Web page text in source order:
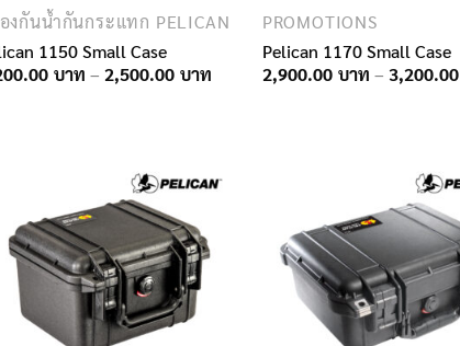
งกันน้ำกันกระแทก PELICAN
1150 Small Case
– 2,500.00
PROMOTIONS
Pelican 1170 Small Case
2,900.00
– 3,200.00